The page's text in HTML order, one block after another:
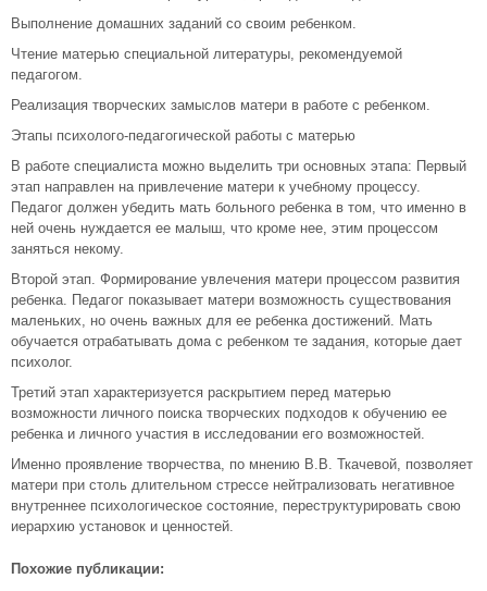
Выполнение домашних заданий со своим ребенком.
Чтение матерью специальной литературы, рекомендуемой
педагогом.
Реализация творческих замыслов матери в работе с ребенком.
Этапы психолого-педагогической работы с матерью
В работе специалиста можно выделить три основных этапа: Первый
этап направлен на привлечение матери к учебному процессу.
Педагог должен убедить мать больного ребенка в том, что именно в
ней очень нуждается ее малыш, что кроме нее, этим процессом
заняться некому.
Второй этап. Формирование увлечения матери процессом развития
ребенка. Педагог показывает матери возможность существования
маленьких, но очень важных для ее ребенка достижений. Мать
обучается отрабатывать дома с ребенком те задания, которые дает
психолог.
Третий этап характеризуется раскрытием перед матерью
возможности личного поиска творческих подходов к обучению ее
ребенка и личного участия в исследовании его возможностей.
Именно проявление творчества, по мнению В.В. Ткачевой, позволяет
матери при столь длительном стрессе нейтрализовать негативное
внутреннее психологическое состояние, переструктурировать свою
иерархию установок и ценностей.
Похожие публикации: